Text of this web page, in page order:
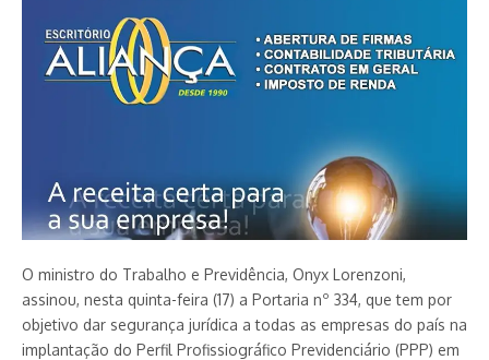
O ministro do Trabalho e Previdência, Onyx Lorenzoni,
assinou, nesta quinta-feira (17) a Portaria nº 334, que tem por
objetivo dar segurança jurídica a todas as empresas do país na
implantação do Perfil Profissiográfico Previdenciário (PPP) em